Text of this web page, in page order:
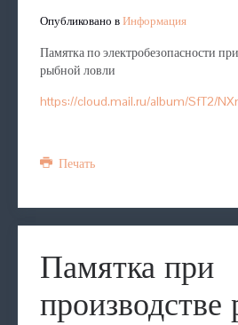
Опубликовано вИнформация
Памятка по электробезопасности
рыбной ловли
https://cloud.mail.ru/album/SfT2/
Печать
Памятка при
производстве